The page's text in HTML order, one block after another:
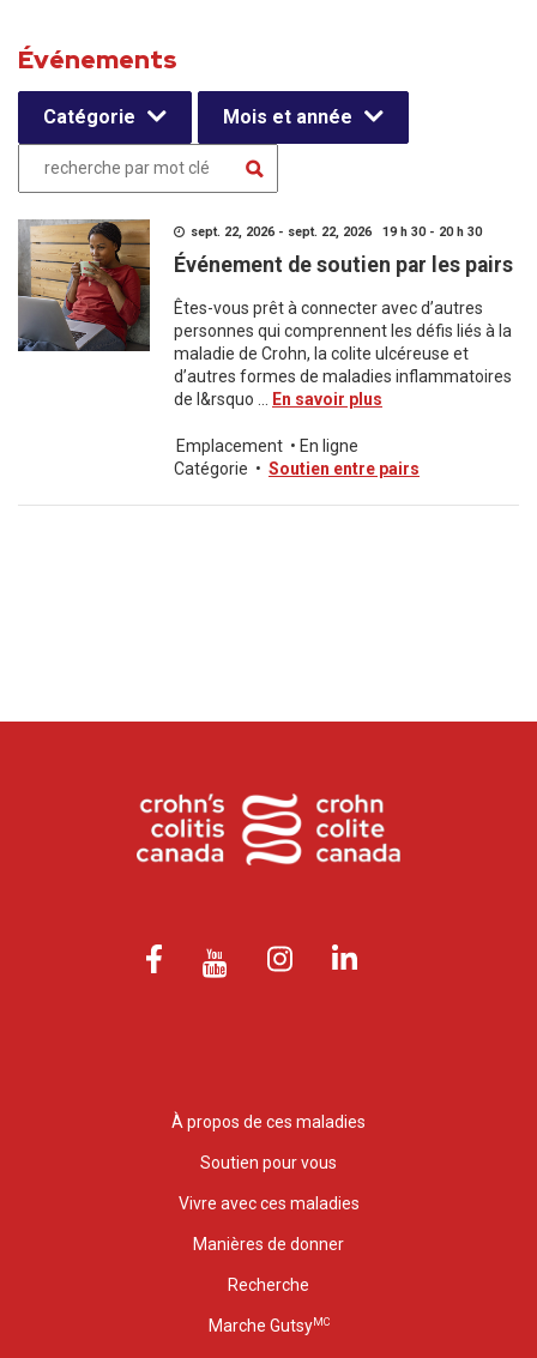
Événements
Catégorie Mois et année
sept. 22, 2026 - sept. 22, 2026 19 h 30 - 20 h 30
Événement de soutien par les pairs
Êtes-vous prêt à connecter avec d’autres
personnes qui comprennent les défis liés à la
maladie de Crohn, la colite ulcéreuse et
d’autres formes de maladies inflammatoires
de l&rsquo ...
En savoir plus
Emplacement • En ligne
Catégorie • Soutien entre pairs
À propos de ces maladies
Soutien pour vous
Vivre avec ces maladies
Manières de donner
Recherche
Marche GutsyMC